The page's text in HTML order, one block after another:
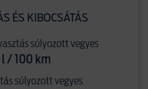
ÉS KIBOCSÁTÁS
súlyozott vegyes
/ 100 km
súlyozott vegyes